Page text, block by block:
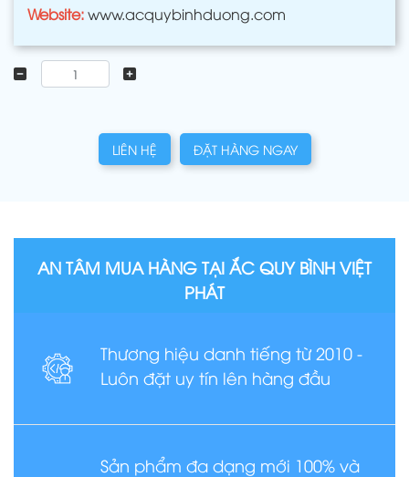
Website:www.acquybinhduong.com
LIÊN HỆ ĐẶT HÀNG NGAY
AN TÂM MUA HÀNG TẠI ẮC QUY BÌNH VIỆT
PHÁT
Thương hiệu danh tiếng từ 2010 -
Luôn đặt uy tín lên hàng đầu
Sản phẩm đa dạng mới 100% và